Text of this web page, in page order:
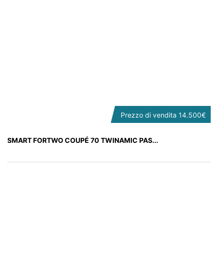
Prezzo di vendita 14.500€
SMART FORTWO COUPÉ 70 TWINAMIC PAS...